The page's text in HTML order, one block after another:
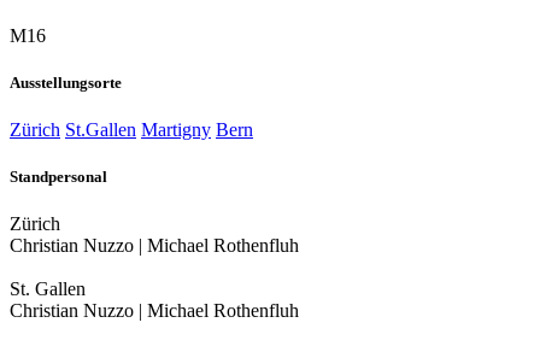
M16
Ausstellungsorte
Zürich St.Gallen Martigny Bern
Standpersonal
Zürich
Christian Nuzzo | Michael Rothenfluh
St. Gallen
Christian Nuzzo | Michael Rothenfluh